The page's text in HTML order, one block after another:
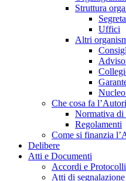
Struttura
Uffici
Altri
Che cosa fa
Normativa di
Regolamenti
Come si finanzia
Delibere
Atti e Documenti
Accordi e Protocolli
Atti di segnalazione